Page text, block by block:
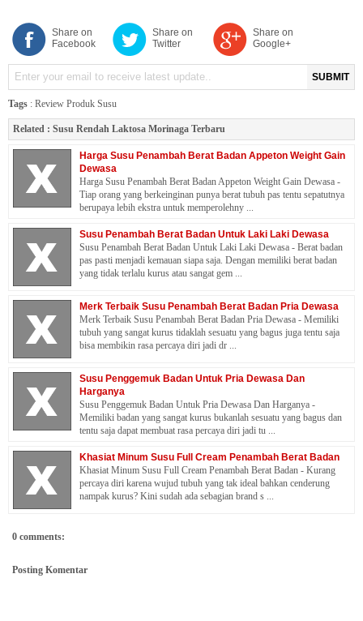
Share on
Facebook
Share on
Twitter
Share on
Google+
SUBMIT
Tags : Review Produk Susu
Related : Susu Rendah Laktosa Morinaga Terbaru
Harga Susu Penambah Berat Badan Appeton Weight Gain
Dewasa
Harga Susu Penambah Berat Badan Appeton Weight Gain Dewasa -
Tiap orang yang berkeinginan punya berat tubuh pas tentu sepatutnya
berupaya lebih ekstra untuk memperolehny ...
Susu Penambah Berat Badan Untuk Laki Laki Dewasa
Susu Penambah Berat Badan Untuk Laki Laki Dewasa - Berat badan
pas pasti menjadi kemauan siapa saja. Dengan memiliki berat badan
yang tidak terlalu kurus atau sangat gem ...
Merk Terbaik Susu Penambah Berat Badan Pria Dewasa
Merk Terbaik Susu Penambah Berat Badan Pria Dewasa - Memiliki
tubuh yang sangat kurus tidaklah sesuatu yang bagus juga tentu saja
bisa membikin rasa percaya diri jadi dr ...
Susu Penggemuk Badan Untuk Pria Dewasa Dan
Harganya
Susu Penggemuk Badan Untuk Pria Dewasa Dan Harganya -
Memiliki badan yang sangat kurus bukanlah sesuatu yang bagus dan
tentu saja dapat membuat rasa percaya diri jadi tu ...
Khasiat Minum Susu Full Cream Penambah Berat Badan
Khasiat Minum Susu Full Cream Penambah Berat Badan - Kurang
percaya diri karena wujud tubuh yang tak ideal bahkan cenderung
nampak kurus? Kini sudah ada sebagian brand s ...
0 comments:
Posting Komentar